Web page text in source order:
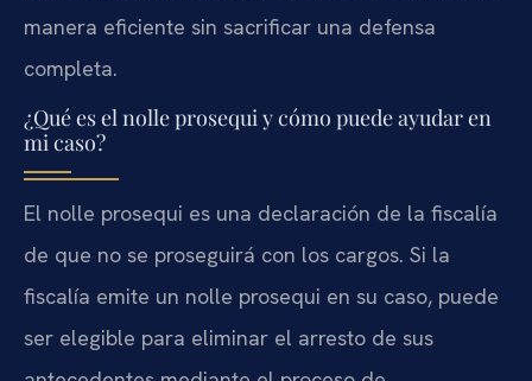
manera eficiente sin sacrificar una defensa
completa.
¿Qué es el nolle prosequi y cómo puede ayudar en
mi caso?
El nolle prosequi es una declaración de la fiscalía
de que no se proseguirá con los cargos. Si la
fiscalía emite un nolle prosequi en su caso, puede
ser elegible para eliminar el arresto de sus